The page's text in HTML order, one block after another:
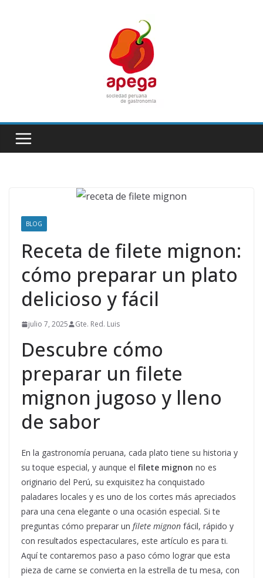
BLOG
Receta de filete mignon:
cómo preparar un plato
delicioso y fácil
julio 7, 2025 Gte. Red. Luis
Descubre cómo
preparar un filete
mignon jugoso y lleno
de sabor
En la gastronomía peruana, cada plato tiene su historia y
su toque especial, y aunque el filete mignon no es
originario del Perú, su exquisitez ha conquistado
paladares locales y es uno de los cortes más apreciados
para una cena elegante o una ocasión especial. Si te
preguntas cómo preparar un filete mignon fácil, rápido y
con resultados espectaculares, este artículo es para ti.
Aquí te contaremos paso a paso cómo lograr que esta
pieza de carne se convierta en la estrella de tu mesa, con